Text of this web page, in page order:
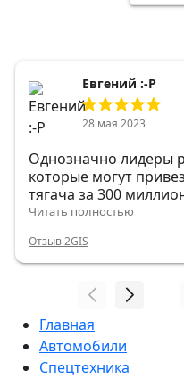
Евгений :-Р
28 мая 2023
Однозначно лидеры
которые могут
тягача за 300
гвоздей.
Читать полностью
Отзыв 2GIS
Главная
Автомобили
Спецтехника